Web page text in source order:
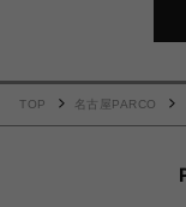
TOP 名古屋PARCO